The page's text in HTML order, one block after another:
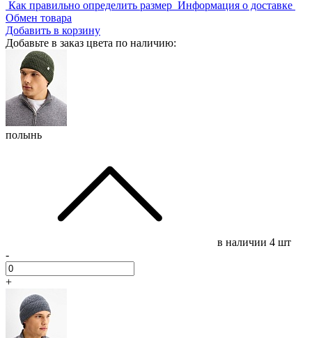
Как правильно определить размер Информация о доставке
Обмен товара
Добавить в корзину
Добавьте в заказ цвета по наличию:
полынь
в наличии 4 шт
-
+